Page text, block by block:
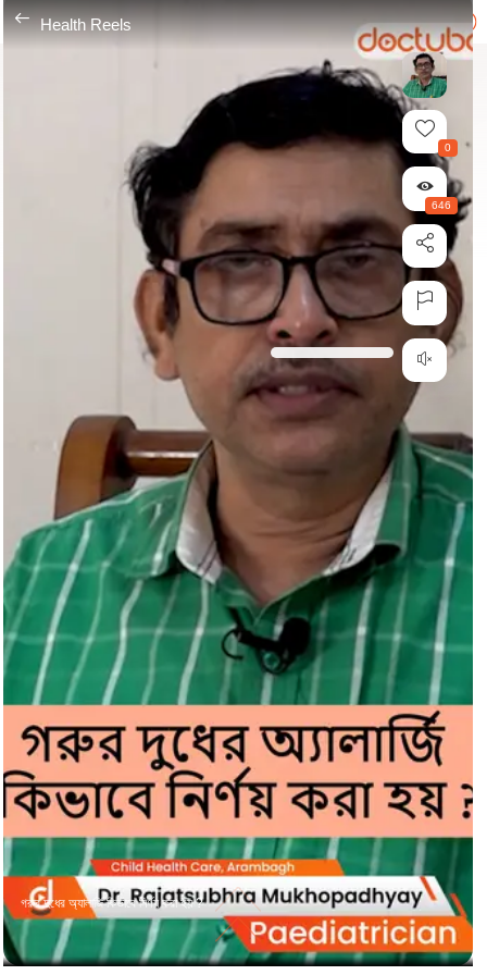
---
Health Reels
গরুর দুধের অ্যালার্জি কিভাবে নির্ণয় করা হয় ?
0
646